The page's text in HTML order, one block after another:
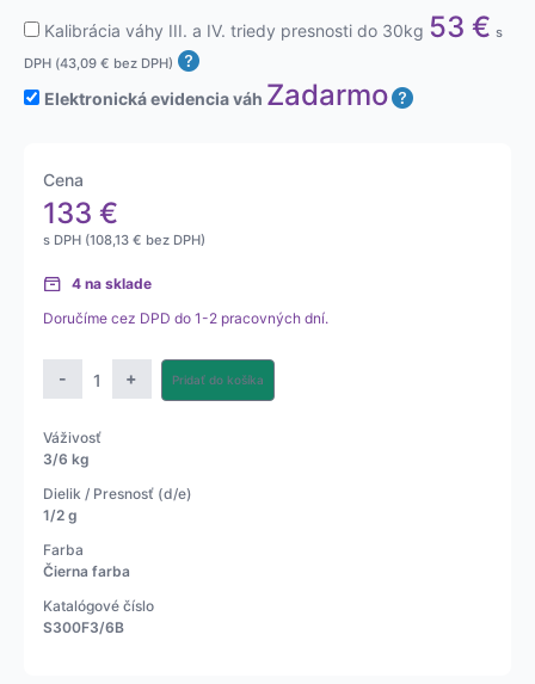
Kalibrácia váhy III. a IV. triedy presnosti do 30kg 53 € s
DPH (43,09 € bez DPH)
Elektronická evidencia váh Zadarmo
Cena
133 €
s DPH (108,13 € bez DPH)
4 na sklade
Doručíme cez DPD do 1-2 pracovných dní.
-
množstvo
Obchodná
S300F
čierna
+ Pridať do košíka
Váživosť
3/6 kg
Dielik / Presnosť (d/e)
1/2 g
Farba
Čierna farba
Katalógové číslo
S300F3/6B